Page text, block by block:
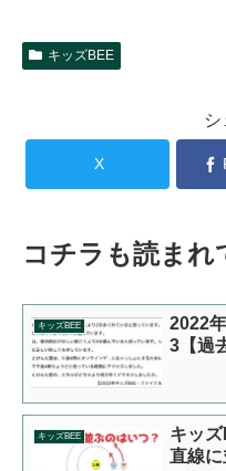
キッズBEE
シ
X
コチラも読まれ
キッズBEE
2022
3【過
キッズBEE
キッ
直線